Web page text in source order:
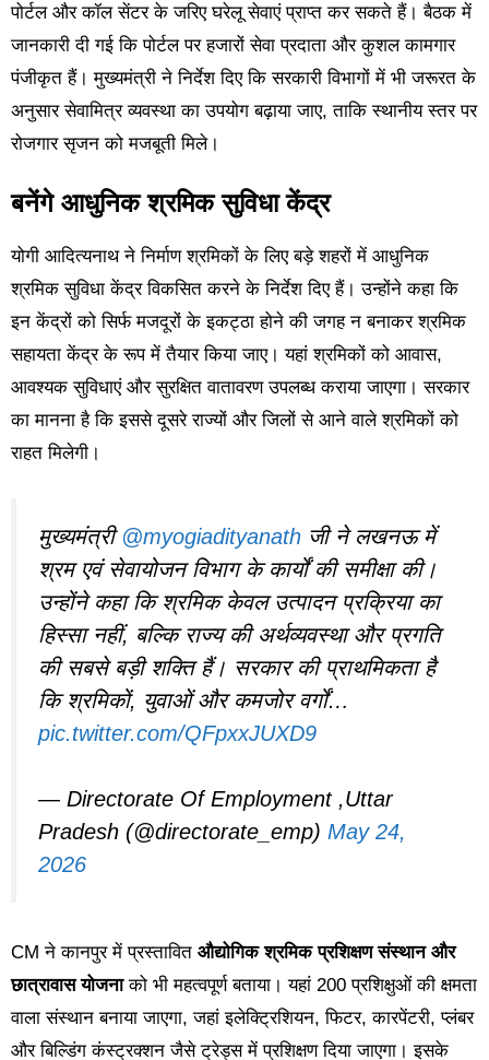
पोर्टल और कॉल सेंटर के जरिए घरेलू सेवाएं प्राप्त कर सकते हैं। बैठक में
जानकारी दी गई कि पोर्टल पर हजारों सेवा प्रदाता और कुशल कामगार
पंजीकृत हैं। मुख्यमंत्री ने निर्देश दिए कि सरकारी विभागों में भी जरूरत के
अनुसार सेवामित्र व्यवस्था का उपयोग बढ़ाया जाए, ताकि स्थानीय स्तर पर
रोजगार सृजन को मजबूती मिले।
बनेंगे आधुनिक श्रमिक सुविधा केंद्र
योगी आदित्यनाथ ने निर्माण श्रमिकों के लिए बड़े शहरों में आधुनिक
श्रमिक सुविधा केंद्र विकसित करने के निर्देश दिए हैं। उन्होंने कहा कि
इन केंद्रों को सिर्फ मजदूरों के इकट्ठा होने की जगह न बनाकर श्रमिक
सहायता केंद्र के रूप में तैयार किया जाए। यहां श्रमिकों को आवास,
आवश्यक सुविधाएं और सुरक्षित वातावरण उपलब्ध कराया जाएगा। सरकार
का मानना है कि इससे दूसरे राज्यों और जिलों से आने वाले श्रमिकों को
राहत मिलेगी।
मुख्यमंत्री @myogiadityanath जी ने लखनऊ में
श्रम एवं सेवायोजन विभाग के कार्यों की समीक्षा की।
उन्होंने कहा कि श्रमिक केवल उत्पादन प्रक्रिया का
हिस्सा नहीं, बल्कि राज्य की अर्थव्यवस्था और प्रगति
की सबसे बड़ी शक्ति हैं। सरकार की प्राथमिकता है
कि श्रमिकों, युवाओं और कमजोर वर्गों…
pic.twitter.com/QFpxxJUXD9
— Directorate Of Employment ,Uttar
Pradesh (@directorate_emp) May 24,
2026
CM ने कानपुर में प्रस्तावित औद्योगिक श्रमिक प्रशिक्षण संस्थान और
छात्रावास योजनाको भी महत्वपूर्ण बताया। यहां 200 प्रशिक्षुओं की क्षमता
वाला संस्थान बनाया जाएगा, जहां इलेक्ट्रिशियन, फिटर, कारपेंटरी, प्लंबर
और बिल्डिंग कंस्ट्रक्शन जैसे ट्रेड्स में प्रशिक्षण दिया जाएगा। इसके